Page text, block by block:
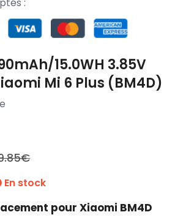
:
15.0WH 3.85V
Mi 6 Plus (BM4D)
En stock
pour Xiaomi BM4D